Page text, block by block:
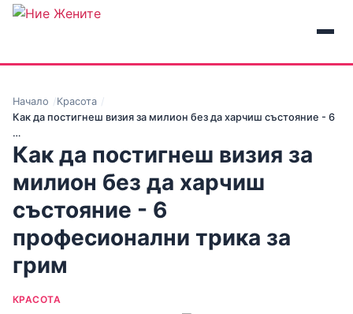
Начало
Красота
Как да постигнеш визия за милион без да харчиш състояние - 6
…
Как да постигнеш визия за
милион без да харчиш
състояние - 6
професионални трика за
грим
КРАСОТА